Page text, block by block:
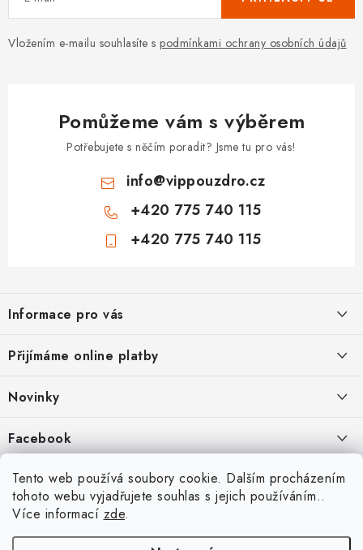
Tento web používá soubory cookie. Dalším procházením
tohoto webu vyjadřujete souhlas s jejich používáním..
Více informací zde.
Vložením e-mailu souhlasíte s podmínkami ochrany osobních údajů
Pomůžeme vám s výběrem
Potřebujete s něčím poradit? Jsme tu pro vás!
info@vippouzdro.cz
+420 775 740 115
+420 775 740 115
p
a
Informace pro vás
Jak nakupovat
Ochrana osobních údajů
Hodnocení obchodu
Doprava a platba
Vrácení zboží a reklamace
Přijímáme online platby
Novinky
Kryty, pouzdra, obaly na mobil Apple iPhone.
11.9.2022
Nová skla pro vaši ochranu
22.8.2020
Designové kryty pro Xiaomi
Facebook
Heureka Recenze obchodu